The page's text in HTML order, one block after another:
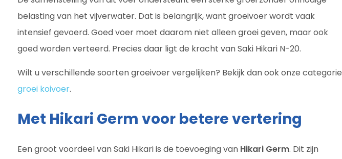
belasting van het vijverwater. Dat is belangrijk, want groeivoer wordt vaak
intensief gevoerd. Goed voer moet daarom niet alleen groei geven, maar ook
goed worden verteerd. Precies daar ligt de kracht van Saki Hikari N-20.
Wilt u verschillende soorten groeivoer vergelijken? Bekijk dan ook onze categorie
groei koivoer.
Met Hikari Germ voor betere vertering
Een groot voordeel van Saki Hikari is de toevoeging van Hikari Germ. Dit zijn